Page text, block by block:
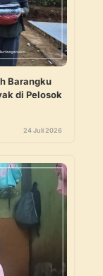
Barangku
di Pelosok
24 Juli 2026